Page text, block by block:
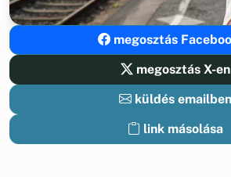
megosztás
megosztás X-en
küldés emailben
link másolása